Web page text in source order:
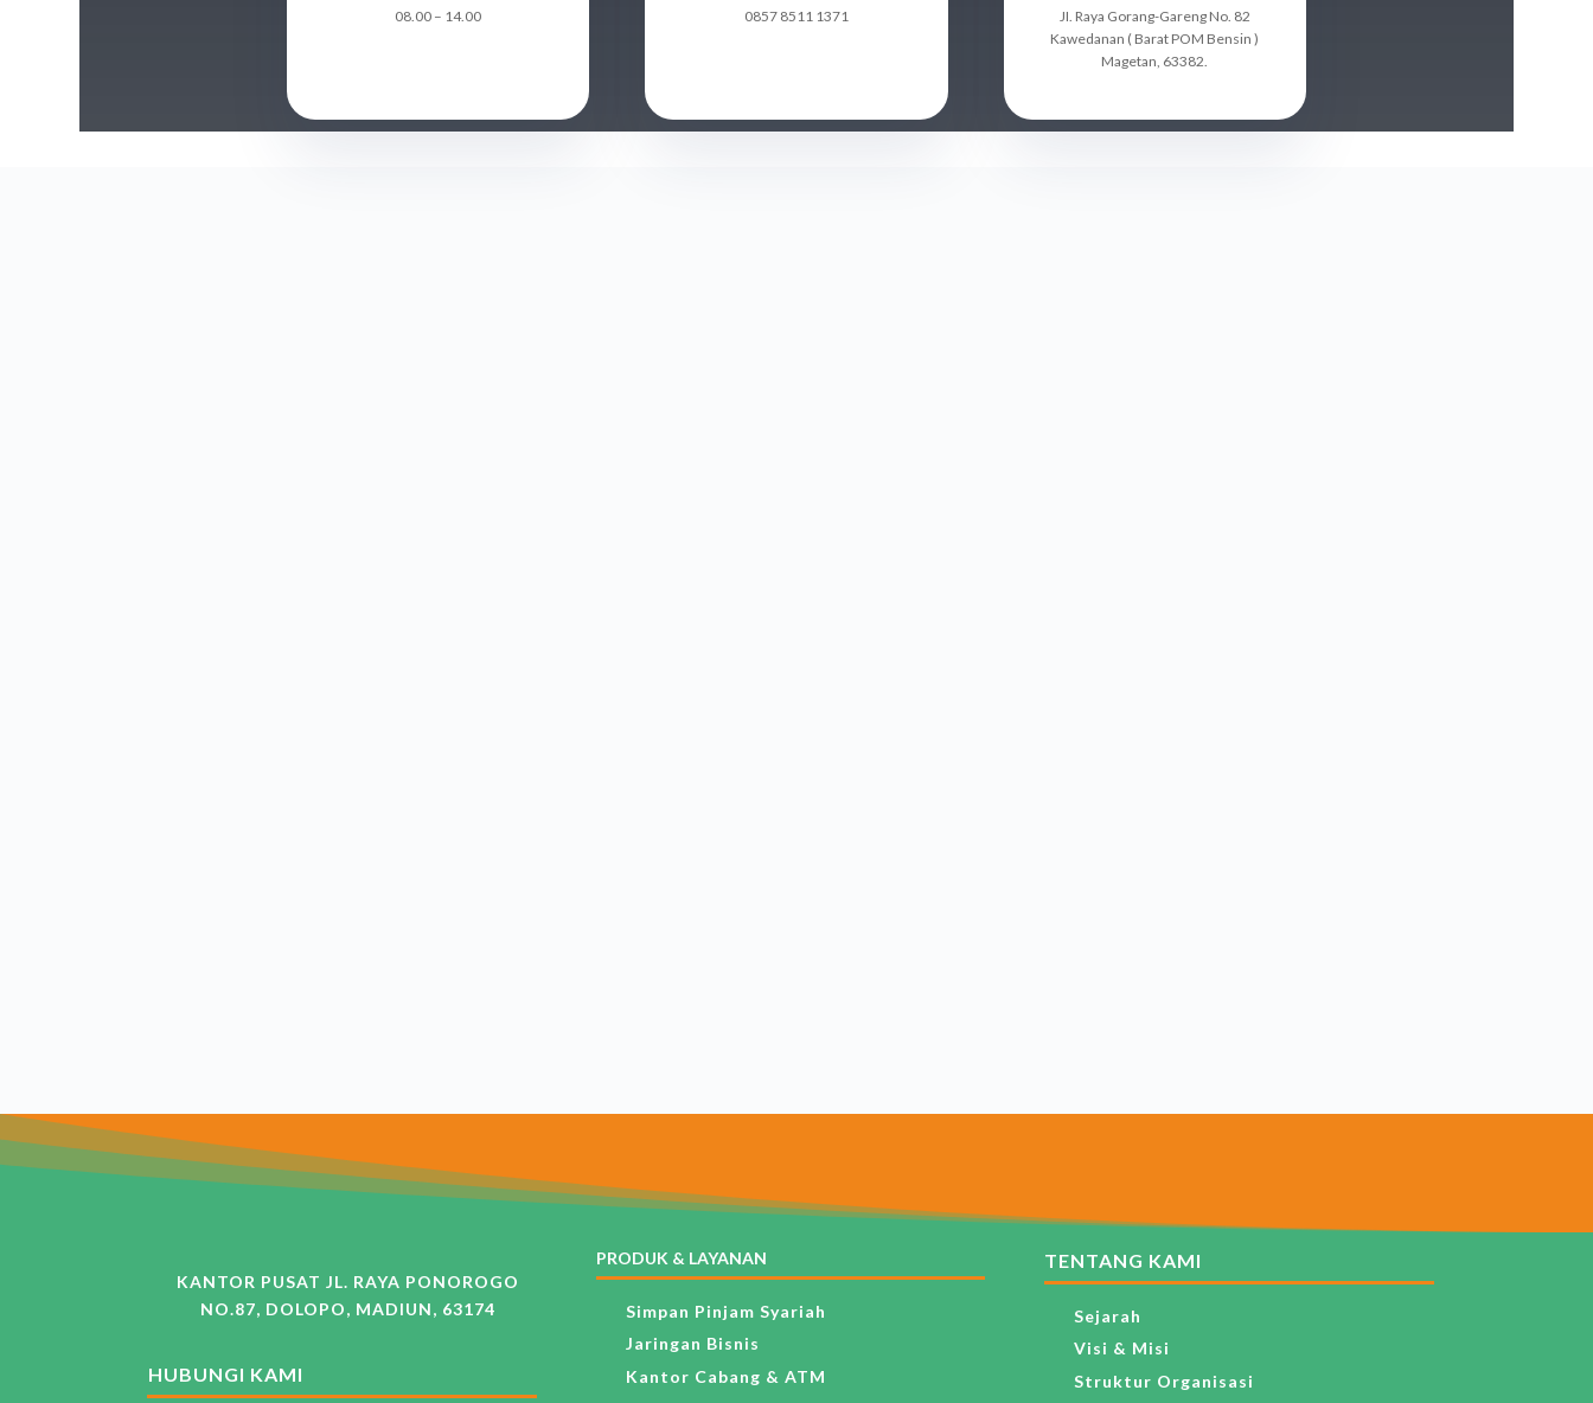
08.00 – 14.00 0857 8511 1371
JI. Raya Gorang-Gareng No. 82
Kawedanan ( Barat POM Bensin )
Magetan, 63382.
KANTOR PUSAT JL. RAYA PONOROGO
NO.87, DOLOPO, MADIUN, 63174
HUBUNGI KAMI
PRODUK & LAYANAN
Simpan Pinjam Syariah
Jaringan Bisnis
Kantor Cabang & ATM
TENTANG KAMI
Sejarah
Visi & Misi
Struktur Organisasi